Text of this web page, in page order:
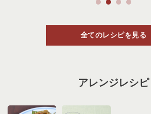
全てのレシピを見る
アレンジレシピ